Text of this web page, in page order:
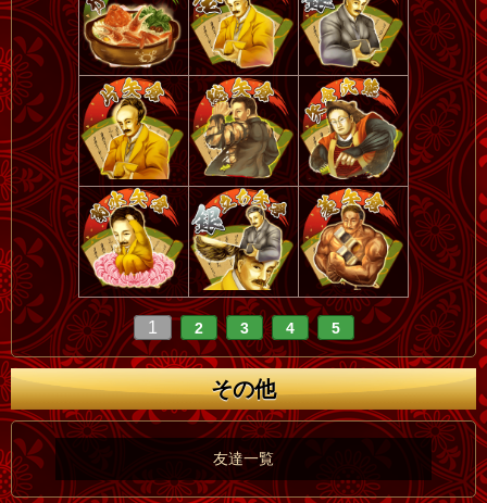
1 2 3 4 5
その他
友達一覧